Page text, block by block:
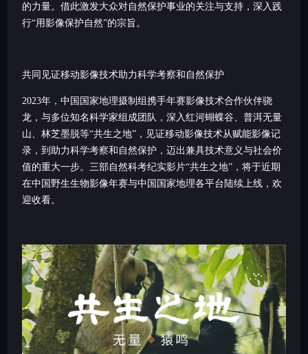
的力量。借此激发大众对自然保护事业的关注与支持，深入践
行“用影像保护自然”的宗旨。
共同见证移动影像技术助力科学考察和自然保护
2023年，中国国家地理摄制组携手年赛影像技术合作伙伴骁
龙，与多位知名科学家组成团队，深入红河蝴蝶谷、普洱无量
山、林芝墨脱等“共生之地”，见证移动影像技术从赋能影像记
录，到助力科学考察和自然保护，迈出兼具技术意义与社会价
值的重大一步。三部自然科考纪实影片“共生之地”，将于近期
在中国野生生物影像年赛与中国国家地理各平台陆续上线，欢
迎收看。